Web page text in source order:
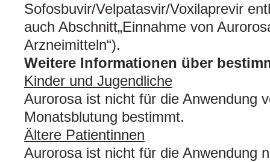
Sofosbuvir/Velpatasvir/Voxilaprevir
auch Abschnitt„Einnahme von
Arzneimitteln“).
Weitere Informationen über
Kinder und Jugendliche
Aurorosa ist nicht für die Anwendung
Monatsblutung bestimmt.
Ältere Patientinnen
Aurorosa ist nicht für die Anwendung